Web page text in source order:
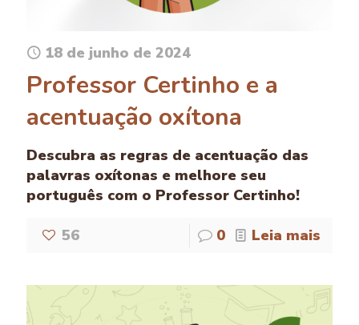
18 de junho de 2024
Professor Certinho e a
acentuação oxítona
Descubra as regras de acentuação das
palavras oxítonas e melhore seu
português com o Professor Certinho!
56 0 Leia mais